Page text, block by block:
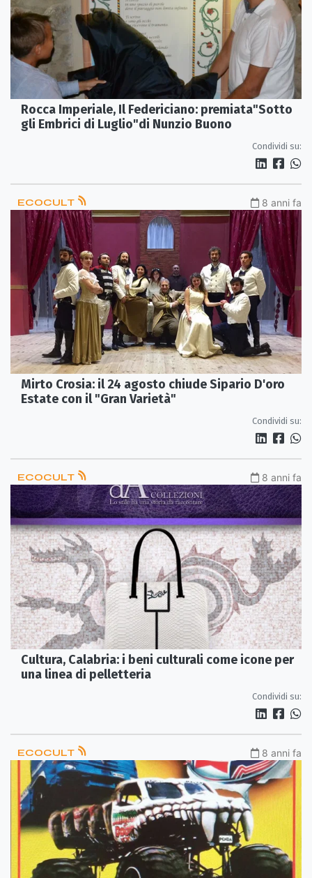
Rocca Imperiale, Il Federiciano: premiata"Sotto
gli Embrici di Luglio"di Nunzio Buono
Condividi su:
ECOCULT 8 anni fa
Mirto Crosia: il 24 agosto chiude Sipario D'oro
Estate con il "Gran Varietà"
Condividi su:
ECOCULT 8 anni fa
Cultura, Calabria: i beni culturali come icone per
una linea di pelletteria
Condividi su:
ECOCULT 8 anni fa